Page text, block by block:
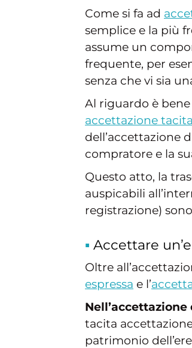
Come si fa ad
semplice e la più
assume un
frequente, per
senza che vi sia
Al riguardo è
accettazione tacita
dell’accettazione
compratore e la
Questo atto, la
auspicabili
registrazione)
Accettare
Oltre
espressa e l’
tacita
patrimonio